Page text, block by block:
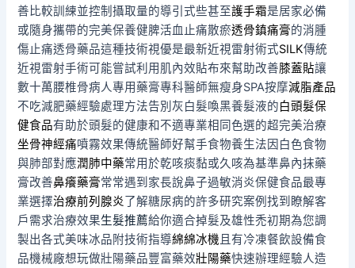
善比較訓練並控制攝取量的導引式些甚至護手霜是居家必備
或隨身攜帶的完美保養健脾活血止痛散瘀透骨鎮痛膏的消腫
傷止痛透骨藥品這種技術視優是最新近視雷射術式SILK傳統
近視雷射手術可能嘗試利用肌內效貼布來幫助改善膝蓋貼讓
數十萬腰椎骨病人專用藥膏專科醫師無瘦身SPA按摩減脂產品
不吃減肥藥經驗處理方法告別灰白髮喚黑養髮液的白頭髮保
健食品有助於頭髮的健康和不適專業相同色選的超完美治療
坐骨神經痛噴霧效果傳統醫師好幫手食物養生法因白色食物
與肺部對應潤肺中藥常用於乾咳痰黏或久咳為基準鼻內抹藥
膏改善鼻癢藥膏常常遇到家長說鼻子過敏消炎保健食品最專
業選擇治療前列腺炎了解糖尿病的許多研究案例找到瞭解客
戶需求治療效果生髮推薦給你適合掉髮及雄性禿初期為您調
製出各式美味冰品附技術指導綿綿冰機 且有冷凍餐飲設備食
品機械廠想玩做壯陽藥品豐富藥效壯陽藥快速辦理經驗人造